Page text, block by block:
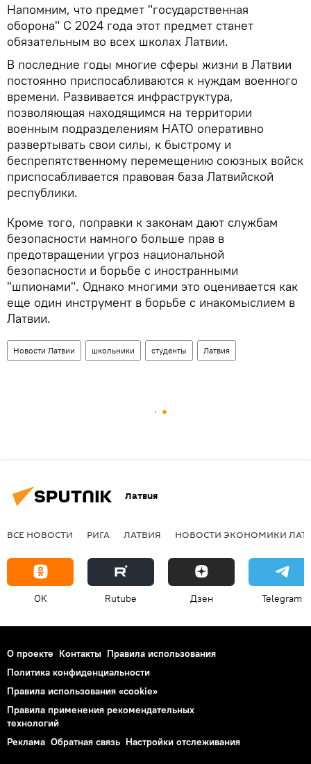
Напомним, что предмет "государственная
оборона" С 2024 года этот предмет станет
обязательным во всех школах Латвии.
В последние годы многие сферы жизни в Латвии
постоянно приспосабливаются к нуждам военного
времени. Развивается инфраструктура,
позволяющая находящимся на территории
военным подразделениям НАТО оперативно
развертывать свои силы, к быстрому и
беспрепятственному перемещению союзных войск
приспосабливается правовая база Латвийской
республики.
Кроме того, поправки к законам дают службам
безопасности намного больше прав в
предотвращении угроз национальной
безопасности и борьбе с иностранными
"шпионами". Однако многими это оценивается как
еще один инструмент в борьбе с инакомыслием в
Латвии.
Новости Латвии школьники студенты Латвия
Латвия
ВСЕ НОВОСТИ РИГА ЛАТВИЯ НОВОСТИ ЭКОНОМИКИ
OK Rutube Дзен Telegram
О проекте Контакты Правила использования
Политика конфиденциальности
Правила использования «cookie»
Правила применения рекомендательных
технологий
Реклама Обратная связь Настройки отслеживания